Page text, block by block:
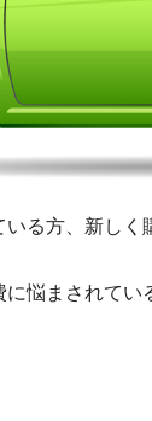
る方、新しく
に悩まされて